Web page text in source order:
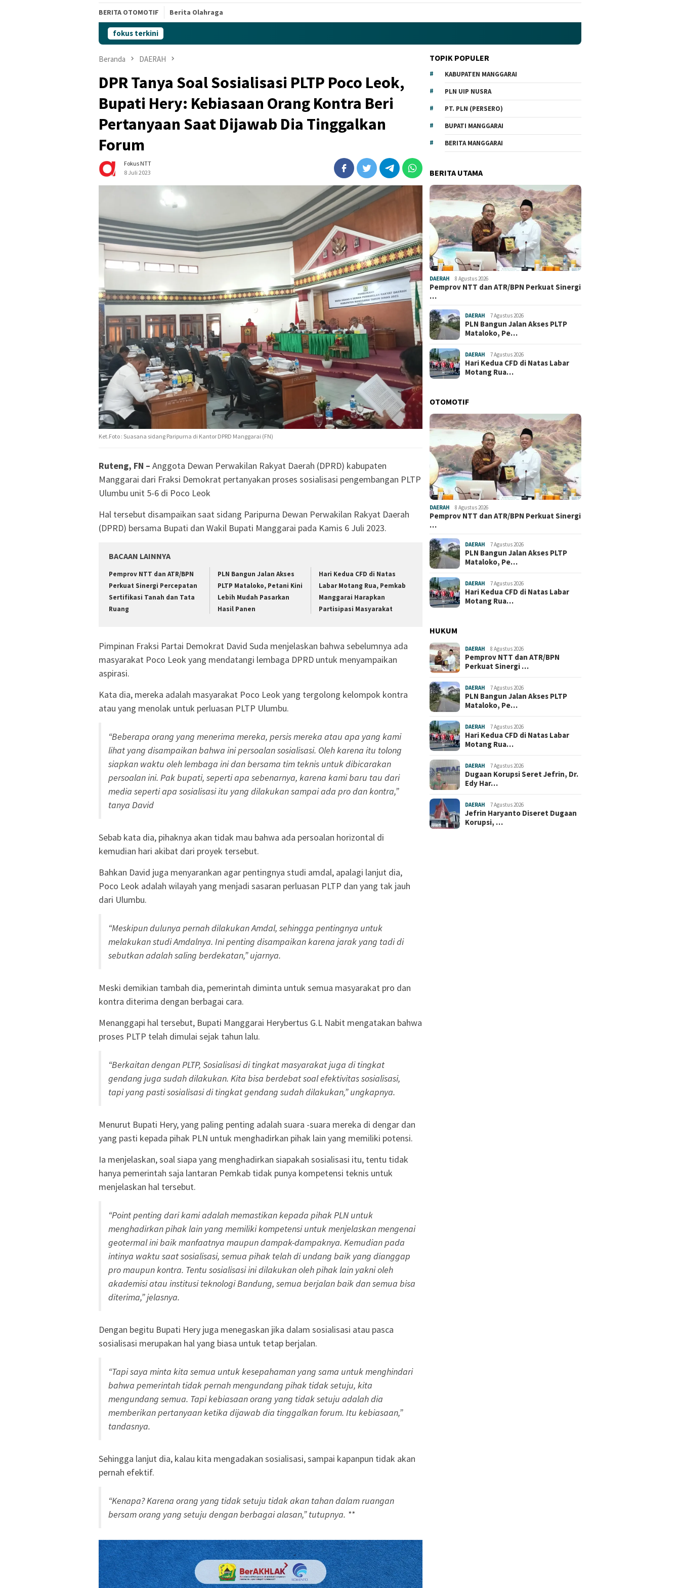
BERITA OTOMOTIF Berita Olahraga
fokus terkini
Beranda DAERAH
DPR Tanya Soal Sosialisasi PLTP Poco Leok,
Bupati Hery: Kebiasaan Orang Kontra Beri
Pertanyaan Saat Dijawab Dia Tinggalkan
Forum
Fokus NTT
8 Juli 2023
Ket.Foto : Suasana sidang Paripurna di Kantor DPRD Manggarai (FN)
Ruteng, FN – Anggota Dewan Perwakilan Rakyat Daerah (DPRD) kabupaten
Manggarai dari Fraksi Demokrat pertanyakan proses sosialisasi pengembangan PLTP
Ulumbu unit 5-6 di Poco Leok
Hal tersebut disampaikan saat sidang Paripurna Dewan Perwakilan Rakyat Daerah
(DPRD) bersama Bupati dan Wakil Bupati Manggarai pada Kamis 6 Juli 2023.
BACAAN LAINNYA
Pemprov NTT dan ATR/BPN
Perkuat Sinergi Percepatan
Sertifikasi Tanah dan Tata
Ruang
PLN Bangun Jalan Akses
PLTP Mataloko, Petani Kini
Lebih Mudah Pasarkan
Hasil Panen
Hari Kedua CFD di Natas
Labar Motang Rua, Pemkab
Manggarai Harapkan
Partisipasi Masyarakat
Pimpinan Fraksi Partai Demokrat David Suda menjelaskan bahwa sebelumnya ada
masyarakat Poco Leok yang mendatangi lembaga DPRD untuk menyampaikan
aspirasi.
Kata dia, mereka adalah masyarakat Poco Leok yang tergolong kelompok kontra
atau yang menolak untuk perluasan PLTP Ulumbu.
“Beberapa orang yang menerima mereka, persis mereka atau apa yang kami
lihat yang disampaikan bahwa ini persoalan sosialisasi. Oleh karena itu tolong
siapkan waktu oleh lembaga ini dan bersama tim teknis untuk dibicarakan
persoalan ini. Pak bupati, seperti apa sebenarnya, karena kami baru tau dari
media seperti apa sosialisasi itu yang dilakukan sampai ada pro dan kontra,”
tanya David
Sebab kata dia, pihaknya akan tidak mau bahwa ada persoalan horizontal di
kemudian hari akibat dari proyek tersebut.
Bahkan David juga menyarankan agar pentingnya studi amdal, apalagi lanjut dia,
Poco Leok adalah wilayah yang menjadi sasaran perluasan PLTP dan yang tak jauh
dari Ulumbu.
“Meskipun dulunya pernah dilakukan Amdal, sehingga pentingnya untuk
melakukan studi Amdalnya. Ini penting disampaikan karena jarak yang tadi di
sebutkan adalah saling berdekatan,” ujarnya.
Meski demikian tambah dia, pemerintah diminta untuk semua masyarakat pro dan
kontra diterima dengan berbagai cara.
Menanggapi hal tersebut, Bupati Manggarai Herybertus G.L Nabit mengatakan bahwa
proses PLTP telah dimulai sejak tahun lalu.
“Berkaitan dengan PLTP, Sosialisasi di tingkat masyarakat juga di tingkat
gendang juga sudah dilakukan. Kita bisa berdebat soal efektivitas sosialisasi,
tapi yang pasti sosialisasi di tingkat gendang sudah dilakukan,” ungkapnya.
Menurut Bupati Hery, yang paling penting adalah suara -suara mereka di dengar dan
yang pasti kepada pihak PLN untuk menghadirkan pihak lain yang memiliki potensi.
Ia menjelaskan, soal siapa yang menghadirkan siapakah sosialisasi itu, tentu tidak
hanya pemerintah saja lantaran Pemkab tidak punya kompetensi teknis untuk
menjelaskan hal tersebut.
“Point penting dari kami adalah memastikan kepada pihak PLN untuk
menghadirkan pihak lain yang memiliki kompetensi untuk menjelaskan mengenai
geotermal ini baik manfaatnya maupun dampak-dampaknya. Kemudian pada
intinya waktu saat sosialisasi, semua pihak telah di undang baik yang dianggap
pro maupun kontra. Tentu sosialisasi ini dilakukan oleh pihak lain yakni oleh
akademisi atau institusi teknologi Bandung, semua berjalan baik dan semua bisa
diterima,” jelasnya.
Dengan begitu Bupati Hery juga menegaskan jika dalam sosialisasi atau pasca
sosialisasi merupakan hal yang biasa untuk tetap berjalan.
“Tapi saya minta kita semua untuk kesepahaman yang sama untuk menghindari
bahwa pemerintah tidak pernah mengundang pihak tidak setuju, kita
mengundang semua. Tapi kebiasaan orang yang tidak setuju adalah dia
memberikan pertanyaan ketika dijawab dia tinggalkan forum. Itu kebiasaan,”
tandasnya.
Sehingga lanjut dia, kalau kita mengadakan sosialisasi, sampai kapanpun tidak akan
pernah efektif.
“Kenapa? Karena orang yang tidak setuju tidak akan tahan dalam ruangan
bersam orang yang setuju dengan berbagai alasan,” tutupnya. **
TOPIK POPULER
KABUPATEN MANGGARAI
PLN UIP NUSRA
PT. PLN (PERSERO)
BUPATI MANGGARAI
BERITA MANGGARAI
BERITA UTAMA
DAERAH 8 Agustus 2026
Pemprov NTT dan ATR/BPN Perkuat Sinergi
…
DAERAH 7 Agustus 2026
PLN Bangun Jalan Akses PLTP
Mataloko, Pe…
DAERAH 7 Agustus 2026
Hari Kedua CFD di Natas Labar
Motang Rua…
OTOMOTIF
DAERAH 8 Agustus 2026
Pemprov NTT dan ATR/BPN Perkuat Sinergi
…
DAERAH 7 Agustus 2026
PLN Bangun Jalan Akses PLTP
Mataloko, Pe…
DAERAH 7 Agustus 2026
Hari Kedua CFD di Natas Labar
Motang Rua…
HUKUM
DAERAH 8 Agustus 2026
Pemprov NTT dan ATR/BPN
Perkuat Sinergi …
DAERAH 7 Agustus 2026
PLN Bangun Jalan Akses PLTP
Mataloko, Pe…
DAERAH 7 Agustus 2026
Hari Kedua CFD di Natas Labar
Motang Rua…
DAERAH 7 Agustus 2026
Dugaan Korupsi Seret Jefrin, Dr.
Edy Har…
DAERAH 7 Agustus 2026
Jefrin Haryanto Diseret Dugaan
Korupsi, …